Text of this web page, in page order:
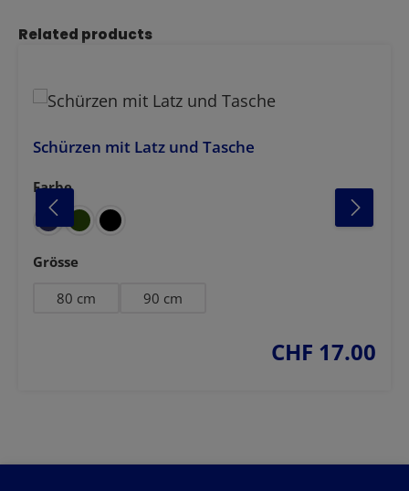
Produktgalerie überspringen
Related products
Schürzen mit Latz und Tasche
Farbe
auswählen
Grösse
80 cm 90 cm
regulärer preis:
CHF 17.00